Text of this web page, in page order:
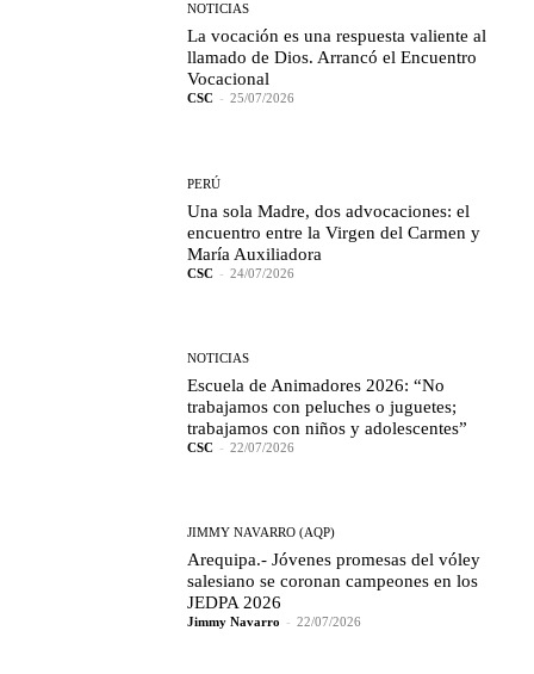
NOTICIAS
La vocación es una respuesta valiente al
llamado de Dios. Arrancó el Encuentro
Vocacional
CSC - 25/07/2026
PERÚ
Una sola Madre, dos advocaciones: el
encuentro entre la Virgen del Carmen y
María Auxiliadora
CSC - 24/07/2026
NOTICIAS
Escuela de Animadores 2026: “No
trabajamos con peluches o juguetes;
trabajamos con niños y adolescentes”
CSC - 22/07/2026
JIMMY NAVARRO (AQP)
Arequipa.- Jóvenes promesas del vóley
salesiano se coronan campeones en los
JEDPA 2026
Jimmy Navarro - 22/07/2026